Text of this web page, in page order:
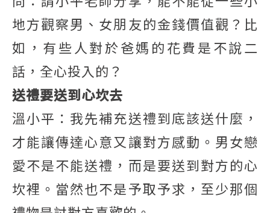
地方觀察男、女朋友的金錢價值觀？比
如，有些人對於爸媽的花費是不說二
話，全心投入的？
送禮要送到心坎去
溫小平：我先補充送禮到底該送什麼，
才能讓傳達心意又讓對方感動。男女戀
愛不是不能送禮，而是要送到對方的心
坎裡。當然也不是予取予求，至少那個